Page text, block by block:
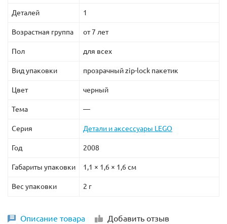
Деталей 1
Возрастная группа от 7 лет
Пол для всех
Вид упаковки прозрачный zip-lock пакетик
Цвет черный
Тема —
Серия Детали и аксессуары LEGO
Год 2008
Габариты упаковки 1,1 × 1,6 × 1,6 см
Вес упаковки 2 г
Описание товара Добавить отзыв